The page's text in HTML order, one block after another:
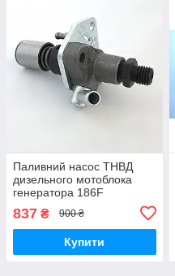
Паливний насос ТНВД
дизельного мотоблока
генератора 186F
повітряного охолодження
837 ₴ 900 ₴
Купити